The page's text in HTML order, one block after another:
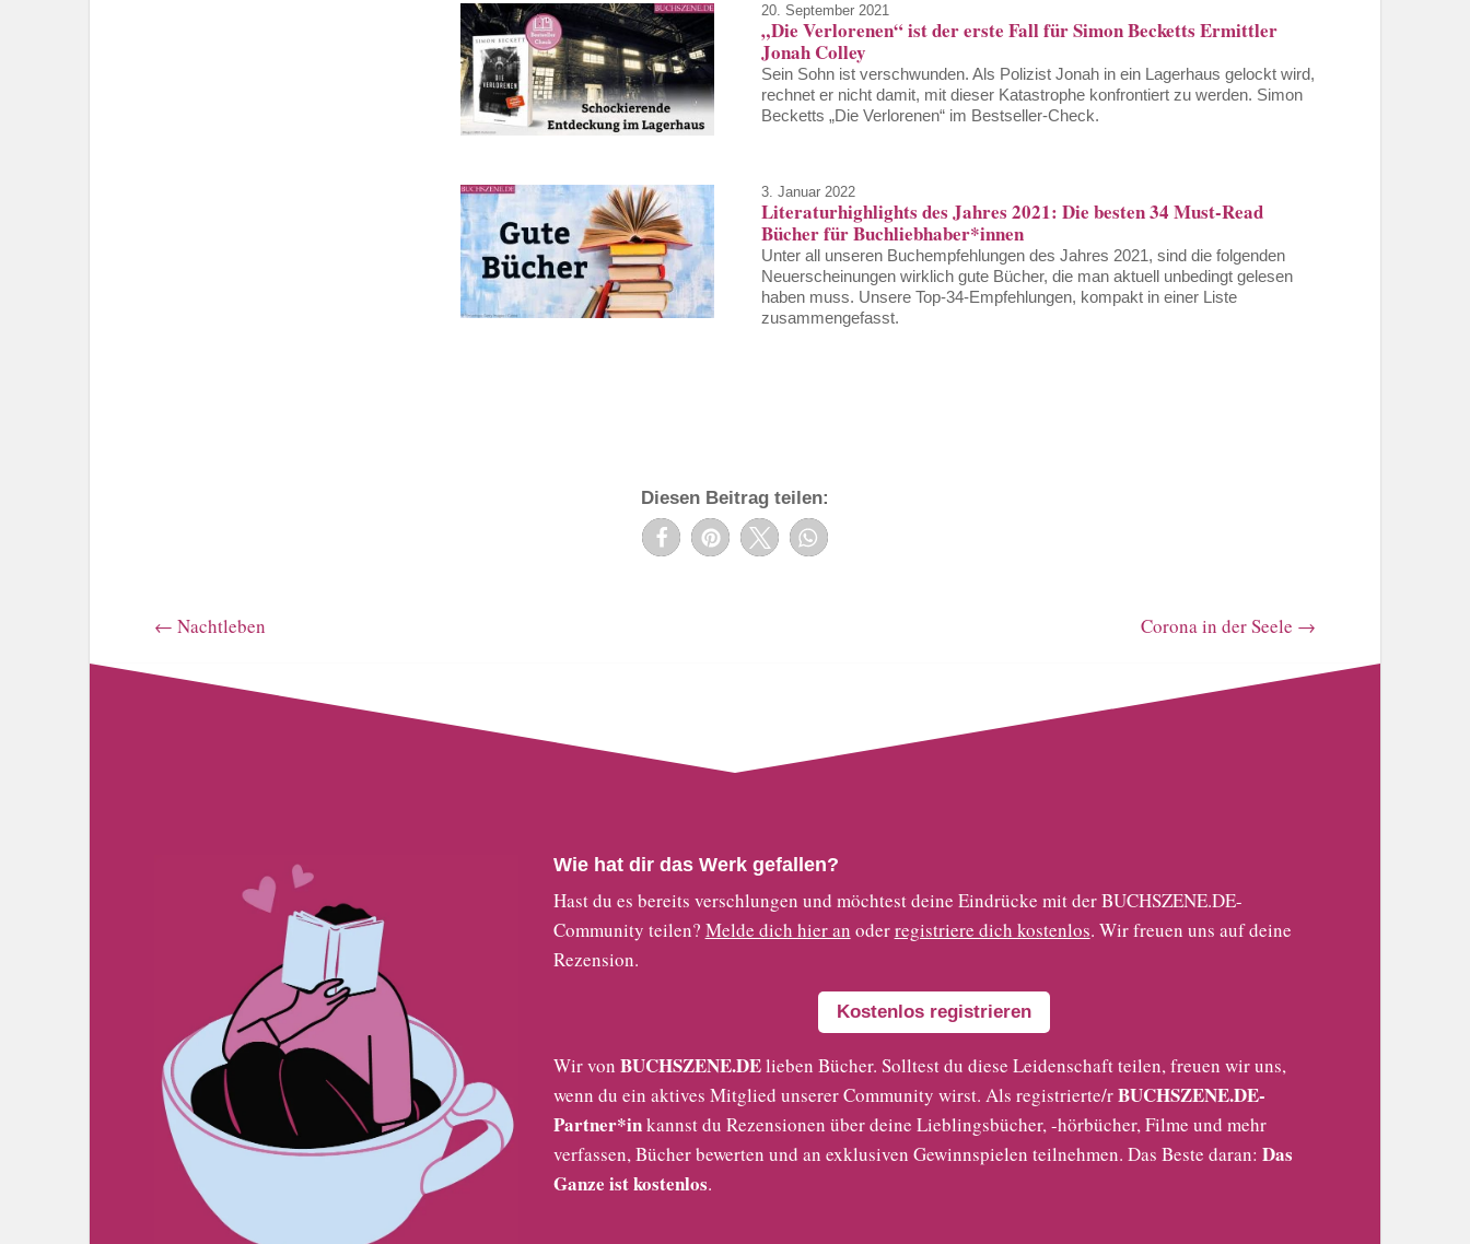
20. September 2021
„Die Verlorenen“ ist der erste Fall für Simon Becketts Ermittler
Jonah Colley
Sein Sohn ist verschwunden. Als Polizist Jonah in ein Lagerhaus gelockt wird,
rechnet er nicht damit, mit dieser Katastrophe konfrontiert zu werden. Simon
Becketts „Die Verlorenen“ im Bestseller-Check.
3. Januar 2022
Literaturhighlights des Jahres 2021: Die besten 34 Must-Read
Bücher für Buchliebhaber*innen
Unter all unseren Buchempfehlungen des Jahres 2021, sind die folgenden
Neuerscheinungen wirklich gute Bücher, die man aktuell unbedingt gelesen
haben muss. Unsere Top-34-Empfehlungen, kompakt in einer Liste
zusammengefasst.
Diesen Beitrag teilen:
← Nachtleben Corona in der Seele →
Wie hat dir das Werk gefallen?
Hast du es bereits verschlungen und möchtest deine Eindrücke mit der BUCHSZENE.DE-
Community teilen? Melde dich hier an oderregistriere dich kostenlos. Wir freuen uns auf deine
Rezension.
Kostenlos registrieren
Wir von BUCHSZENE.DElieben Bücher. Solltest du diese Leidenschaft teilen, freuen wir uns,
wenn du ein aktives Mitglied unserer Community wirst. Als registrierte/rBUCHSZENE.DE-
Partner*inkannst du Rezensionen über deine Lieblingsbücher, -hörbücher, Filme und mehr
verfassen, Bücher bewerten und an exklusiven Gewinnspielen teilnehmen. Das Beste daran: Das
Ganze ist kostenlos.